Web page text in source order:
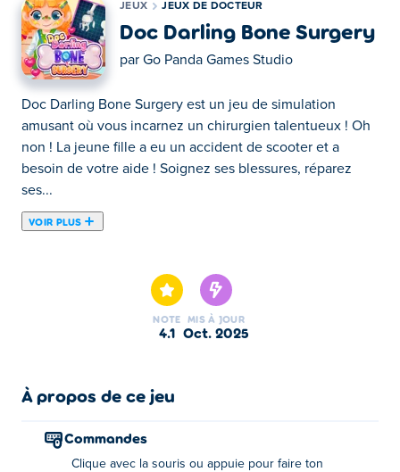
JEUX JEUX DE DOCTEUR
Doc Darling Bone Surgery
par Go Panda Games Studio
Doc Darling Bone Surgery est un jeu de simulation
amusant où vous incarnez un chirurgien talentueux ! Oh
non ! La jeune fille a eu un accident de scooter et a
besoin de votre aide ! Soignez ses blessures, réparez
ses...
VOIR PLUS
non ! La jeune fille a eu un accident de scooter et a
besoin de votre aide ! Soignez ses blessures, réparez ses
fractures et assurez-vous qu'elle se rétablisse
sauver la situation et à lui redonner le sourire ?
Comment jouer à Doc Darling Bone Surgery ?
Cliquez ou appuyez pour faire votre choix.
NOTE
4.1
MIS À JOUR
oct. 2025
À propos de ce jeu
Commandes
Clique avec la souris ou appuie pour faire ton